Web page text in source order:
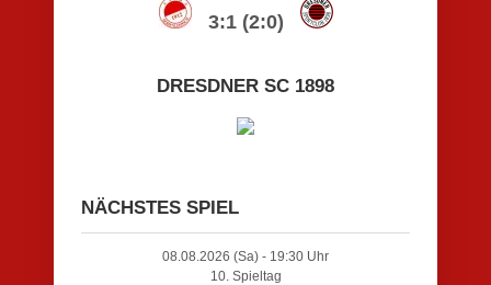
3:1 (2:0)
DRESDNER SC 1898
NÄCHSTES SPIEL
08.08.2026 (Sa) - 19:30 Uhr
10. Spieltag